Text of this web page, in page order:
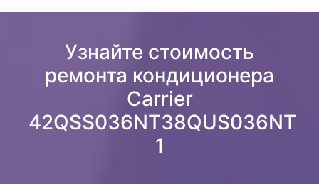
Узнайте стоимость
ремонта кондиционера
Carrier
42QSS036NT38QUS036NT
1